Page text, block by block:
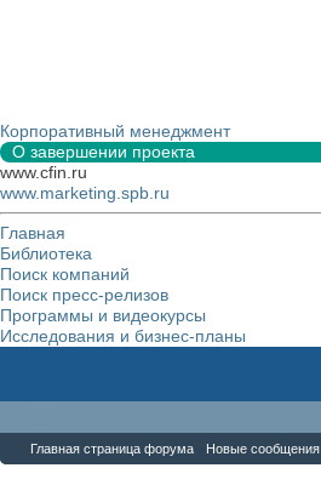
Корпоративный менеджмент
О завершении проекта
www.cfin.ru
www.marketing.spb.ru
Главная
Библиотека
Поиск компаний
Поиск пресс-релизов
Программы и видеокурсы
Исследования и бизнес-планы
Главная страница форума Новые сообщения